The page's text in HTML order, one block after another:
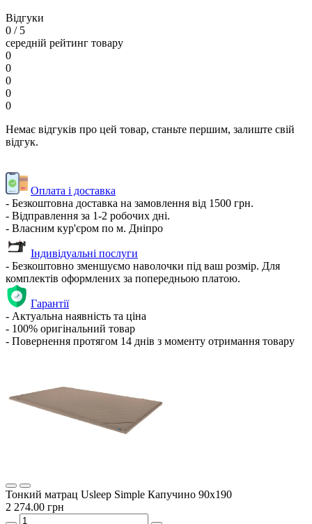
Відгуки
0 / 5
середній рейтинг товару
0
0
0
0
0
Немає відгуків про цей товар, станьте першим, залиште свій
відгук.
Оплата і доставка
- Безкоштовна доставка на замовлення від 1500 грн.
- Відправлення за 1-2 робочих дні.
- Власним кур'єром по м. Дніпро
Індивідуальні послуги
- Безкоштовно зменшуємо наволочки під ваш розмір. Для
комплектів оформлених за попередньою платою.
Гарантії
- Актуальна наявність та ціна
- 100% оригінальний товар
- Повернення протягом 14 днів з моменту отримання товару
Тонкий матрац Usleep Simple Капучино 90х190
2 274.00 грн